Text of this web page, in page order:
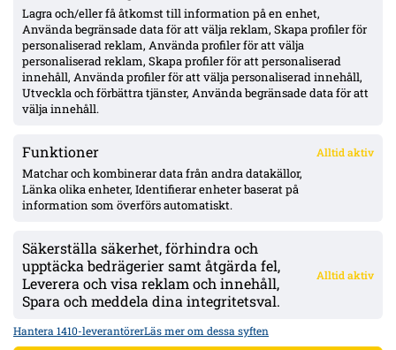
Lagra och/eller få åtkomst till information på en enhet,
Använda begränsade data för att välja reklam, Skapa profiler för
personaliserad reklam, Använda profiler för att välja
personaliserad reklam, Skapa profiler för att personaliserad
innehåll, Använda profiler för att välja personaliserad innehåll,
Utveckla och förbättra tjänster, Använda begränsade data för att
välja innehåll.
Funktioner Alltid aktiv
Matchar och kombinerar data från andra datakällor,
Länka olika enheter, Identifierar enheter baserat på
information som överförs automatiskt.
Säkerställa säkerhet, förhindra och
upptäcka bedrägerier samt åtgärda fel,
Leverera och visa reklam och innehåll,
Spara och meddela dina integritetsval.
Alltid aktiv
Hantera 1410-leverantörerLäs mer om dessa syften
borta
Elliot Stroud lämnar Mjällby: flyger till England i morgon – Hull
nära, affär runt 39 Mkr
ÖVERSIKT
Nyheter & Reportage
Spelarbetyg
KONTAKT
kontakt@bollsvenskan.se
redaktionen@bollsvenskan.se
jobb@bollsvenskan.se
ÖVRIGT